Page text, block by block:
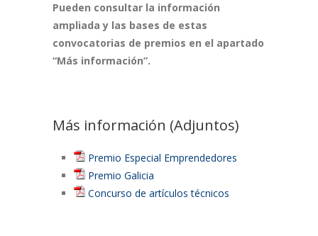
Pueden consultar la información
ampliada y las bases de estas
convocatorias de premios en el apartado
“Más información”.
Más información (Adjuntos)
Premio Especial Emprendedores
Premio Galicia
Concurso de artículos técnicos